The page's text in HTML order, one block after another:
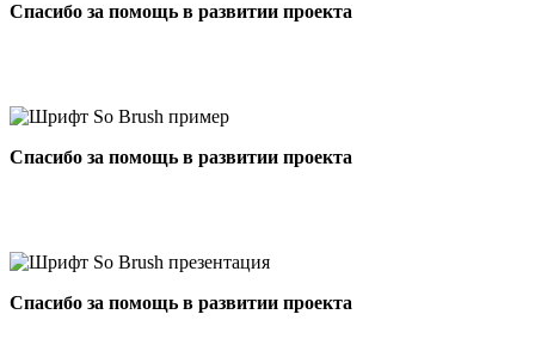
Спасибо за помощь в развитии проекта
Спасибо за помощь в развитии проекта
Спасибо за помощь в развитии проекта